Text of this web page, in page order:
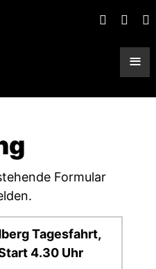
≡
Formular
Tagesfahrt,
4.30 Uhr